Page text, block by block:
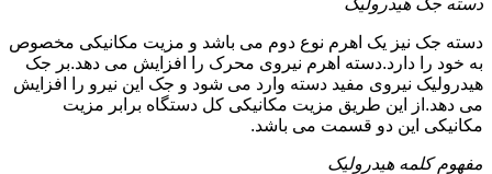
دسته جک نیز یک اهرم نوع دوم می باشد و مزیت مکانیکی مخصوص
به خود را دارد.دسته اهرم نیروی محرک را افزایش می دهد.بر جک
هیدرولیک نیروی مفید دسته وارد می شود و جک این نیرو را افزایش
می دهد.از این طریق مزیت مکانیکی کل دستگاه برابر مزیت
مکانیکی این دو قسمت می باشد.
مفهوم کلمه هیدرولیک